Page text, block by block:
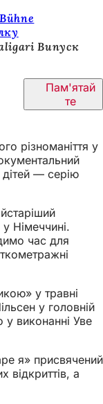
Випуск
Пам'ятай
те
різноманіття у
дітей — серію
Німеччині.
час для
у травні
у головній
виконанні Уве
я» присвячений
відкриттів, а